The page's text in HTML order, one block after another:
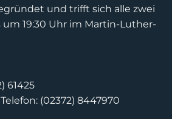
und trifft sich alle zwei
19:30 Uhr im Martin-Luther-
61425
(02372) 8447970